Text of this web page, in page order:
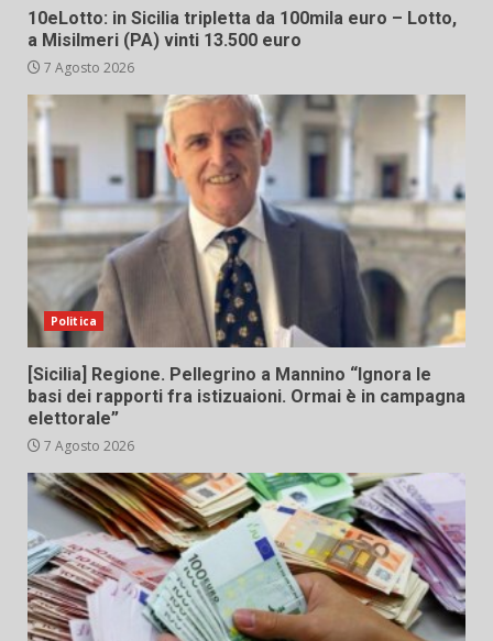
10eLotto: in Sicilia tripletta da 100mila euro – Lotto,
a Misilmeri (PA) vinti 13.500 euro
7 Agosto 2026
Politica
[Sicilia] Regione. Pellegrino a Mannino “Ignora le
basi dei rapporti fra istizuaioni. Ormai è in campagna
elettorale”
7 Agosto 2026